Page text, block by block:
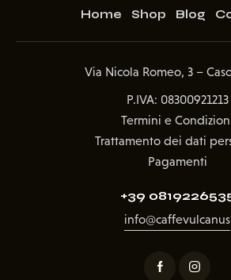
Home Shop Blog
Via Nicola Romeo, 3 –
P.IVA: 08300921213
Termini e
Trattamento dei dati
Pagamenti
+39
info@caffevulcanus